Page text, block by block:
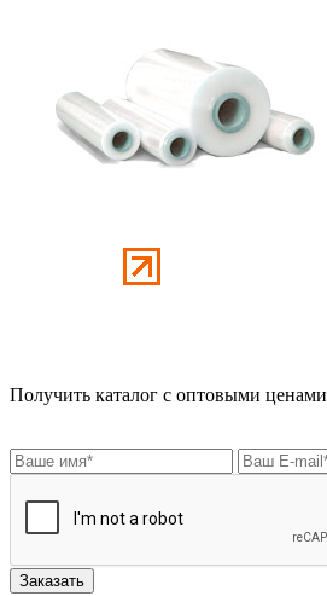
Получить каталог с оптовыми ценами
Заказать